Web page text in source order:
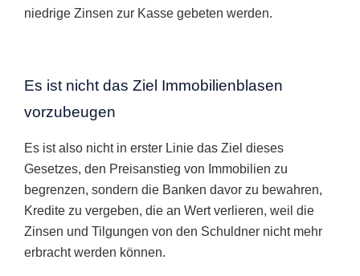
niedrige Zinsen zur Kasse gebeten werden.
Es ist nicht das Ziel Immobilienblasen
vorzubeugen
Es ist also nicht in erster Linie das Ziel dieses
Gesetzes, den Preisanstieg von Immobilien zu
begrenzen, sondern die Banken davor zu bewahren,
Kredite zu vergeben, die an Wert verlieren, weil die
Zinsen und Tilgungen von den Schuldner nicht mehr
erbracht werden können.